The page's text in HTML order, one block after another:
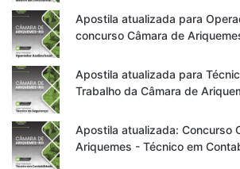
Apostila atualizada para
concurso Câmara de
Apostila atualizada para
Trabalho da Câmara de
Apostila atualizada: Concurso
Ariquemes - Técnico em